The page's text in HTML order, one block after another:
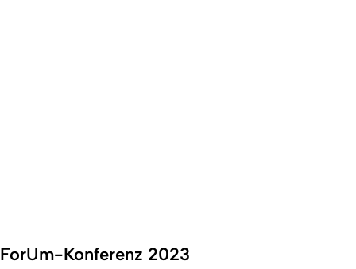
ForUm-Konferenz 2023